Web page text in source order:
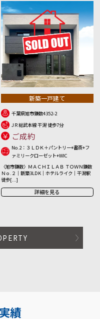
新築一戸建て
千葉県旭市鎌数4352-2
JＲ総武本線 干潟 徒歩7分
ご成約
No.2：３ＬＤＫ＋パントリー+書斎+フ
ァミリークローゼット+WIC
〈旭市鎌数〉ＭＡＣＨＩＬＡＢ ＴＯＷＮ鎌数
Ｎｏ.２｜新築3LDK｜ホテルライク｜干潟駅
徒歩[...]
詳細を見る